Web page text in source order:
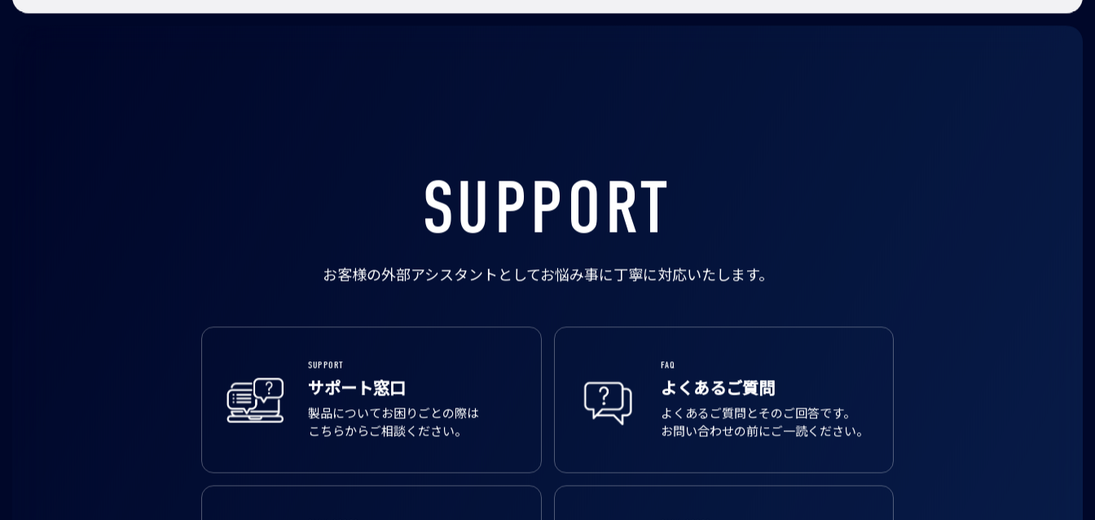
SUPPORT
お客様の外部アシスタントとしてお悩み事に丁寧に対応いたします。
SUPPORT
サポート窓口
製品についてお困りごとの際は
こちらからご相談ください。
FAQ
よくあるご質問
よくあるご質問とそのご回答です。
お問い合わせの前にご一読ください。